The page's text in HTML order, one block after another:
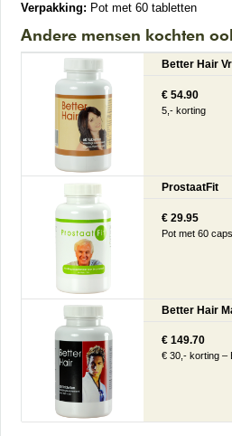
Verpakking: Pot met 60 tabletten
Andere mensen kochten
Better Hair
€ 54.90
5,- korting
ProstaatFit
€ 29.95
Pot met 60
Better Hair
€ 149.70
€ 30,- korting –